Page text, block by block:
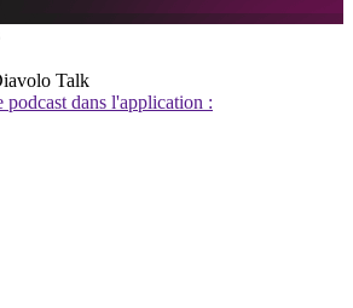
Talk
podcast dans l'application :